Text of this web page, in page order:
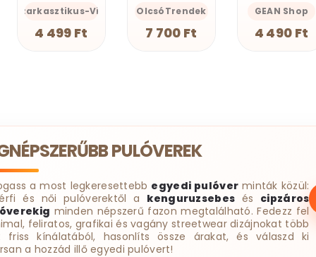
Önazonos
OlcsóTrendek
7 700 Ft
GEAN Shop
4 490 Ft
AlszomKöszi- Szarkasztikus-
4 499 Ft
PULÓVEREK
a most legkeresettebb egyedi pulóver minták közül:
és női pulóverektől a kenguruzsebes és cipzáros
minden népszerű fazon megtalálható. Fedezz fel
feliratos, grafikai és vagány streetwear dizájnokat több
friss kínálatából, hasonlíts össze árakat, és válaszd ki
a hozzád illő egyedi pulóvert!